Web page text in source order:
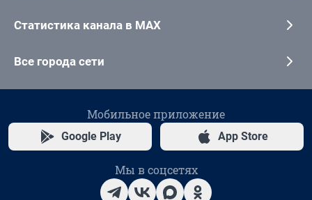
Статистика канала в MAX
Все города сети
Мобильное приложение
Google Play App Store
Мы в соцсетях